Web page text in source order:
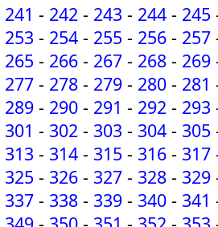
241 - 242 - 243 - 244 - 245
253 - 254 - 255 - 256 - 257
265 - 266 - 267 - 268 - 269
277 - 278 - 279 - 280 - 281
289 - 290 - 291 - 292 - 293
301 - 302 - 303 - 304 - 305
313 - 314 - 315 - 316 - 317
325 - 326 - 327 - 328 - 329
337 - 338 - 339 - 340 - 341